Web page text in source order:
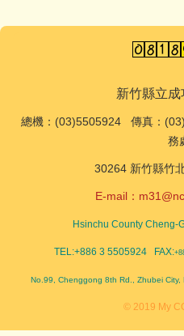
新竹縣立
總機：(03)5505924 傳真：
務
30264 新竹縣竹
E-mail：
Hsinchu County Cheng-
TEL:+886 3 5505924 FAX:
No.99, Chenggong 8th Rd., Zhubei
© 2019 My